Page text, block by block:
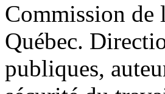
Commission de
Québec.
publiques,